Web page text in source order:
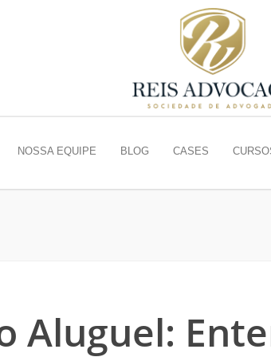
NOSSA EQUIPE BLOG CASES
Aluguel: